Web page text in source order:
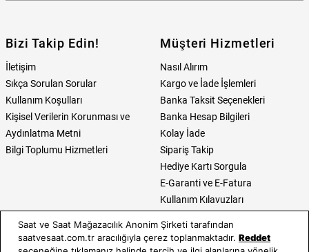
Bizi Takip Edin!
İletişim
Sıkça Sorulan Sorular
Kullanım Koşulları
Kişisel Verilerin Korunması ve
Aydınlatma Metni
Bilgi Toplumu Hizmetleri
Müşteri Hizmetleri
Nasıl Alırım
Kargo ve İade İşlemleri
Banka Taksit Seçenekleri
Banka Hesap Bilgileri
Kolay İade
Sipariş Takip
Hediye Kartı Sorgula
E-Garanti ve E-Fatura
Kullanım Kılavuzları
Saat ve Saat Kategoriler
Saat ve Saat Mağazacılık Anonim Şirketi tarafından
saatvesaat.com.tr aracılığıyla çerez toplanmaktadır. Reddet